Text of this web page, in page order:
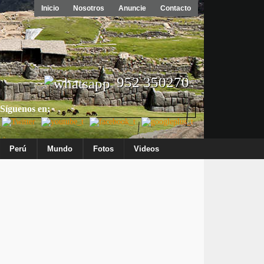
Inicio Nosotros Anuncie Contacto
952 350270
Síguenos en:
Perú Mundo Fotos Videos